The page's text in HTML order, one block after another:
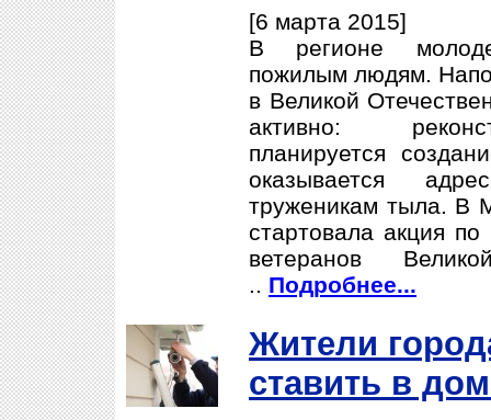
[6 марта 2015]
В регионе
пожилым людям.
в Великой
активно:
планируется
оказывается
труженикам тыла. В
стартовала акция
ветеранов
.. Подробнее...
Жители
ставить в